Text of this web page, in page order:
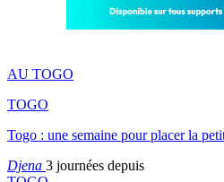
AU TOGO
TOGO
Togo : une semaine pour placer la
Djena 3 journées depuis